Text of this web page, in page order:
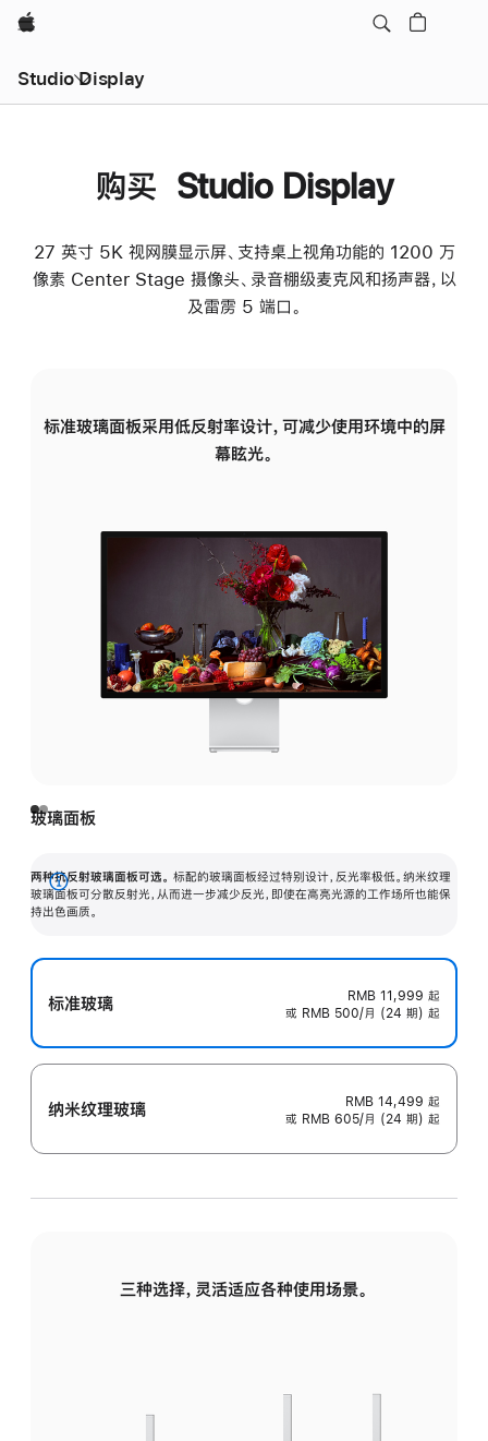
Apple
Studio Display
购买 Studio Display
27 英寸 5K 视网膜显示屏、支持桌上视角功能的 1200 万
像素 Center Stage 摄像头、录音棚级麦克风和扬声器，以
及雷雳 5 端口。
标准玻璃面板采用低反射率设计，可减少使用环境中的屏
幕眩光。
玻璃面板
两种抗反射玻璃面板可选。 标配的玻璃面板经过特别设计，反光率极低。纳米纹理
玻璃面板可分散反射光，从而进一步减少反光，即使在高亮光源的工作场所也能保
持出色画质。
展
开
标准玻璃 RMB 11,999 起
或 RMB 500/月 (24 期) 起
纳米纹理玻璃 RMB 14,499 起
或 RMB 605/月 (24 期) 起
三种选择，灵活适应各种使用场景。